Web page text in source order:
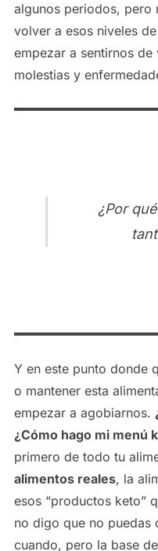
algunos periodos, pero
volver a esos niveles
empezar a sentirnos
molestias y
¿Por
Y en este punto donde
o mantener esta
empezar a agobiarnos.
¿Cómo hago mi menú
primero de todo tu
alimentos reales, la
esos “productos keto”
no digo que no puedas
cuando, pero la base